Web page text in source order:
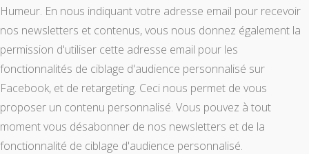
Humeur. En nous indiquant votre adresse email pour recevoir
nos newsletters et contenus, vous nous donnez également la
permission d'utiliser cette adresse email pour les
fonctionnalités de ciblage d'audience personnalisé sur
Facebook, et de retargeting. Ceci nous permet de vous
proposer un contenu personnalisé. Vous pouvez à tout
moment vous désabonner de nos newsletters et de la
fonctionnalité de ciblage d'audience personnalisé.